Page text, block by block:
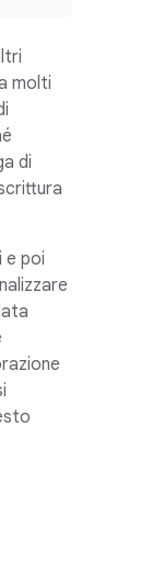
molti
di
e poi